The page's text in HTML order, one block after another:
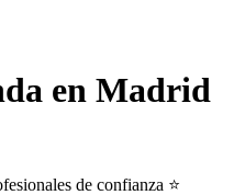
en Madrid
de confianza ⭐️